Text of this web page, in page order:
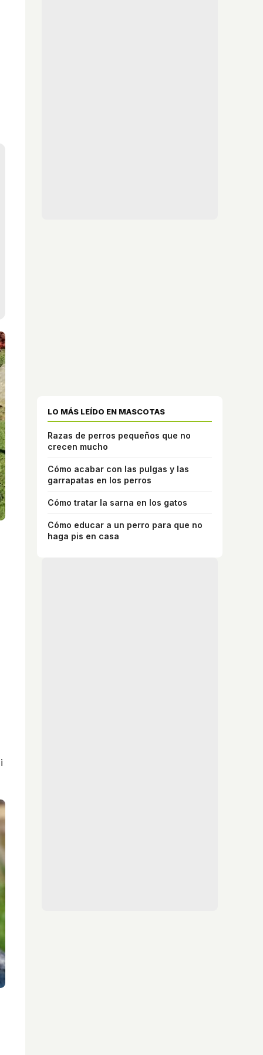
LO MÁS LEÍDO EN MASCOTAS
Razas de perros pequeños que no
crecen mucho
Cómo acabar con las pulgas y las
garrapatas en los perros
Cómo tratar la sarna en los gatos
Cómo educar a un perro para que no
haga pis en casa